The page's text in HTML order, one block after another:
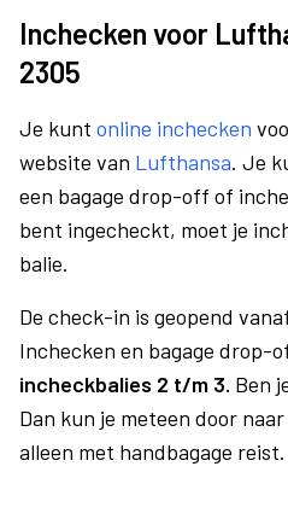
Inchecken voor
2305
Je kunt online inchecken
website van Lufthansa. Je
een bagage drop-off of
bent ingecheckt, moet je
balie.
De check-in is geopend
Inchecken en bagage drop-
incheckbalies 2 t/m 3. Ben
Dan kun je meteen door
alleen met handbagage reist.